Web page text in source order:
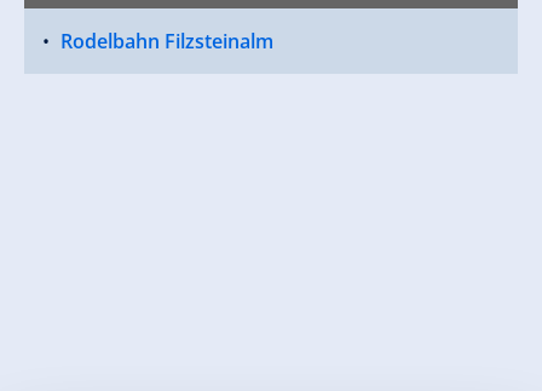
Rodelbahn Filzsteinalm